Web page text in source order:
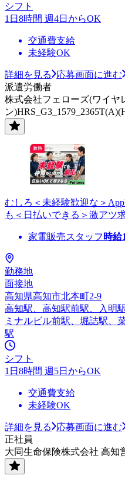
シフト
1日8時間 週4日からOK
交通費支給
未経験OK
詳細を見る
応募画面に進む
派遣労働者
株式会社フェローズ(ワイヤ
ン
むしろ＜未経験歓迎な＞
も＜日払いできる＞激アツ
家電販売スタッフ 時給
勤務地
面接地
高知県高知市北本町2-9
高知駅、高知駅前駅、入明
ミナルビル前駅、堀詰駅、
駅
シフト
1日8時間 週5日からOK
交通費支給
未経験OK
詳細を見る
応募画面に進む
正社員
大同生命保険株式会社 高知